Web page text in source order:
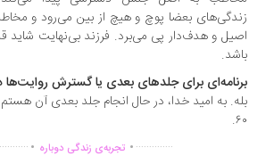
بعضا پوچ و هیچ از بین می‌رود و مخاطب به
و هدف‌دار پی می‌برد. فرزند بی‌نهایت شاید قدمی
برای جلدهای بعدی یا گسترش روایت‌ها دارید؟
............... .تجربه‌ی زندگی دوباره ...............